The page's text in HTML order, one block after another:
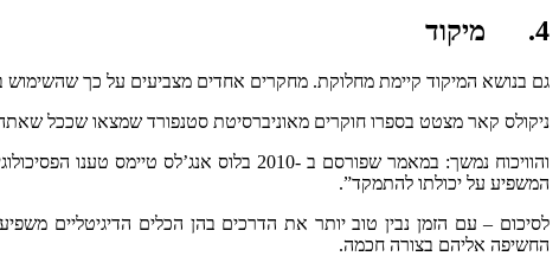
4. מיקוד
גם בנושא המיקוד קיימת מחלוקת. מחקרים אחדים מצביעים על כך שהשימוש
ניקולס קאר מצטט בספרו חוקרים מאוניברסיטת סטנפורד שמצאו שככל
והוויכוח נמשך: במאמר שפורסם ב -2010
המשפיע על יכולתו להתמקד”.
לסיכום – עם הזמן נבין טוב יותר את הדרכים בהן הכלים הדיגיטליים
החשיפה אליהם בצורה חכמה.